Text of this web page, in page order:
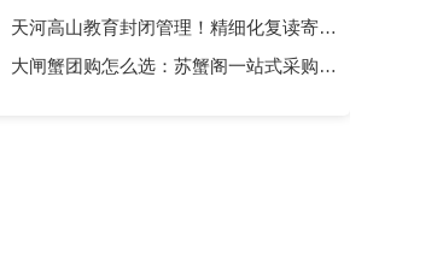
天河高山教育封闭管理！精细化复读寄宿教学模式
大闸蟹团购怎么选：苏蟹阁一站式采购解析